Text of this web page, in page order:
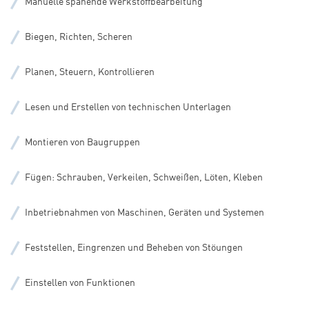
Biegen, Richten, Scheren
Planen, Steuern, Kontrollieren
Lesen und Erstellen von technischen Unterlagen
Montieren von Baugruppen
Fügen: Schrauben, Verkeilen, Schweißen, Löten, Kleben
Inbetriebnahmen von Maschinen, Geräten und Systemen
Feststellen, Eingrenzen und Beheben von Stöungen
Einstellen von Funktionen